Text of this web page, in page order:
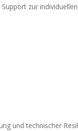
zur
und technischer